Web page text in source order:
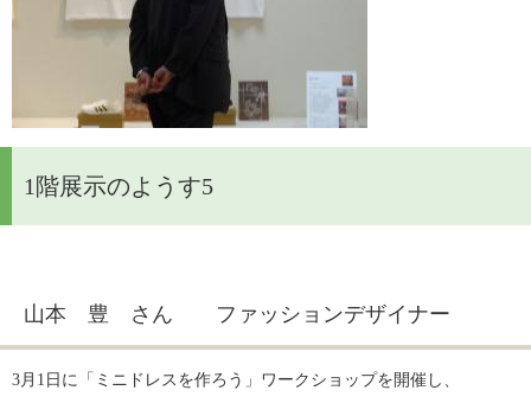
1階展示のようす5
山本 豊 さん ファッションデザイナー
3月1日に「ミニドレスを作ろう」ワークショップを開催し、